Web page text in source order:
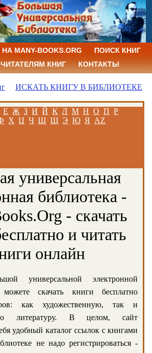
MANY-BOOKS.ORG
ПОИСК КНИГ
КНИГ
КОНТАКТЫ
ИСКАТЬ КНИГУ В БИБЛИОТЕКЕ
Е Ж З И Й К Л М Н О П Р
Х Ц Ч Ш Щ Э Ю Я AZ
универсальная
библиотека -
- скачать
и читать
онлайн
универсальной электронной
скачать книги бесплатно
как художественную, так и
литературу. В целом, сайт
удобный каталог ссылок с книгами
не надо регистрироваться -